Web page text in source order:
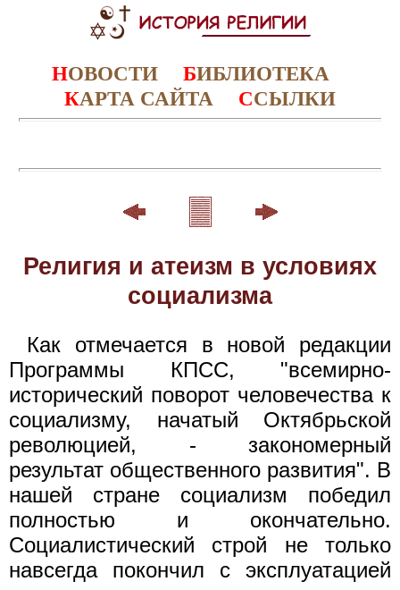
НОВОСТИ БИБЛИОТЕКА
КАРТА САЙТА ССЫЛКИ
Религия и атеизм в условиях
социализма
Как отмечается в новой редакции
Программы КПСС, "всемирно-
исторический поворот человечества к
социализму, начатый Октябрьской
революцией, - закономерный
результат общественного развития". В
нашей стране социализм победил
полностью и окончательно.
Социалистический строй не только
навсегда покончил с эксплуатацией